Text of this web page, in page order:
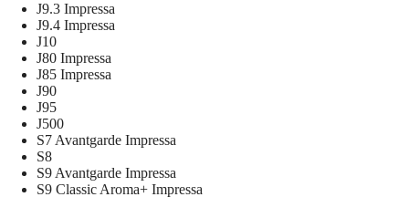
J9.3 Impressa
J9.4 Impressa
J10
J80 Impressa
J85 Impressa
J90
J95
J500
S7 Avantgarde Impressa
S8
S9 Avantgarde Impressa
S9 Classic Aroma+ Impressa